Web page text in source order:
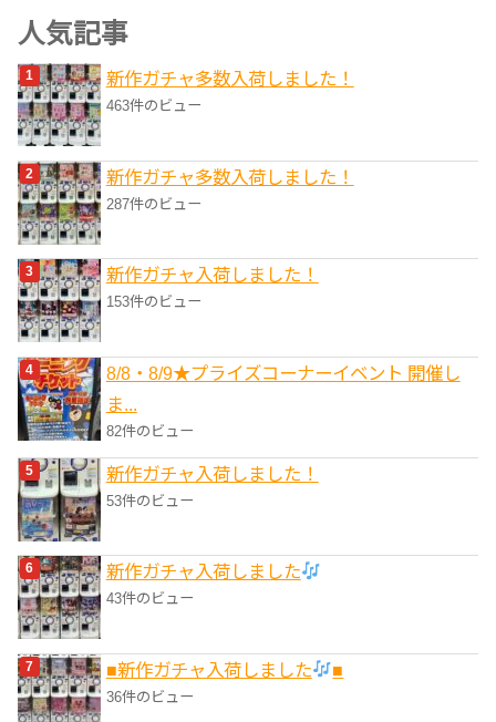
ゴ
リ
ー
人気記事
新作ガチャ多数入荷しました！
463件のビュー
新作ガチャ多数入荷しました！
287件のビュー
新作ガチャ入荷しました！
153件のビュー
8/8・8/9★プライズコーナーイベント 開催し
ま...
82件のビュー
新作ガチャ入荷しました！
53件のビュー
新作ガチャ入荷しました
43件のビュー
■新作ガチャ入荷しました ■
36件のビュー